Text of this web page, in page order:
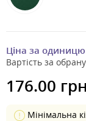
Ціна за одиницю
Вартість за
176.00
Мінімальна